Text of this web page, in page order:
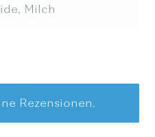
Milch
Rezensionen.